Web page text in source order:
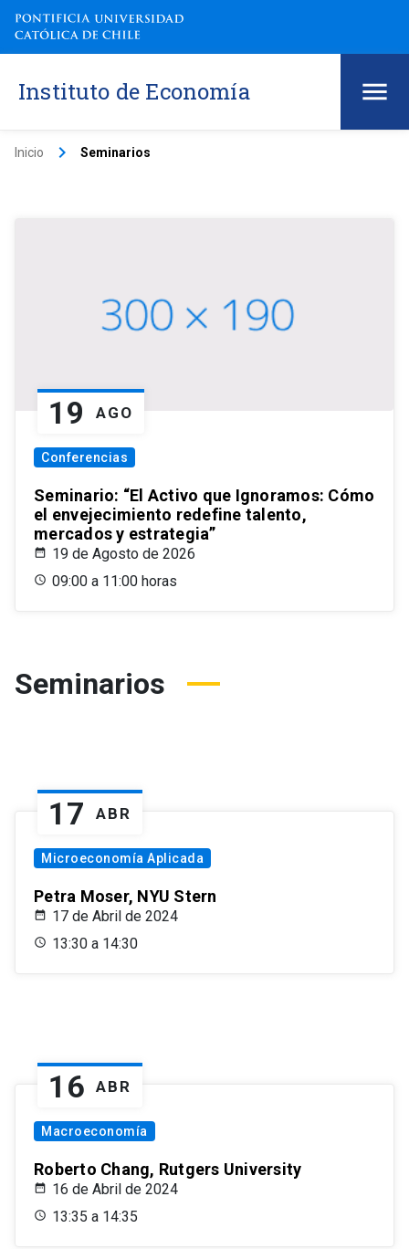
Instituto de Economía
Inicio keyboard_arrow_right Seminarios
19 AGO
Conferencias
Seminario: “El Activo que Ignoramos: Cómo
el envejecimiento redefine talento,
mercados y estrategia”
19 de Agosto de 2026
09:00 a 11:00 horas
Seminarios
17 ABR
Microeconomía Aplicada
Petra Moser, NYU Stern
17 de Abril de 2024
13:30 a 14:30
16 ABR
Macroeconomía
Roberto Chang, Rutgers University
16 de Abril de 2024
13:35 a 14:35